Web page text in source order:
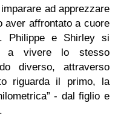
ad apprezzare
aver affrontato a cuore
Philippe e Shirley si
a vivere lo stesso
diverso, attraverso
riguarda il primo, la
- dal figlio e